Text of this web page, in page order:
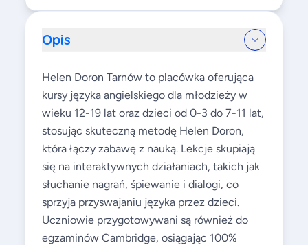
Opis
Helen Doron Tarnów to placówka oferująca
kursy języka angielskiego dla młodzieży w
wieku 12-19 lat oraz dzieci od 0-3 do 7-11 lat,
stosując skuteczną metodę Helen Doron,
która łączy zabawę z nauką. Lekcje skupiają
się na interaktywnych działaniach, takich jak
słuchanie nagrań, śpiewanie i dialogi, co
sprzyja przyswajaniu języka przez dzieci.
Uczniowie przygotowywani są również do
egzaminów Cambridge, osiągając 100%